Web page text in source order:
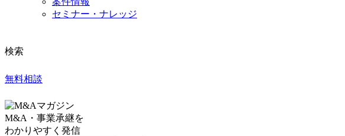
セミナー・ナレッジ
検索
無料相談
M&A・事業承継を
わかりやすく発信